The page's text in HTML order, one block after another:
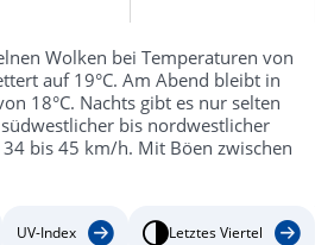
Wolken bei Temperaturen von
auf 19°C. Am Abend bleibt in
18°C. Nachts gibt es nur selten
bis nordwestlicher
bis 45 km/h. Mit Böen zwischen
UV-Index Letztes Viertel